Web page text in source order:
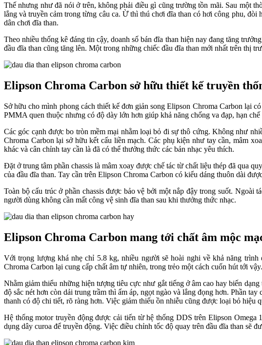
Thế nhưng như đã nói ở trên, không phải điều gì cũng trường tồn mãi. Sau một
lắng và truyền cảm trong từng câu ca. Ừ thì thú chơi đĩa than có hơi công phu,
dân chơi đĩa than.
Theo nhiều thống kê đáng tin cậy, doanh số bán đĩa than hiện nay đang tăng
đầu đĩa than cũng tăng lên. Một trong những chiếc đầu đĩa than mới nhất trên thị
Elipson Chroma Carbon sở hữu thiết kế truyền
Sở hữu cho mình phong cách thiết kế đơn giản song Elipson Chroma Carbon lại
PMMA quen thuộc nhưng có độ dày lớn hơn giúp khả năng chống va đạp, hạn
Các góc cạnh được bo tròn mềm mại nhằm loại bỏ đi sự thô cứng. Không như
Chroma Carbon lại sở hữu kết cấu liền mạch. Các phụ kiện như tay cần, mâm
khác và cân chỉnh tay cần là đã có thể thưởng thức các bản nhạc yêu thích.
Đặt ở trung tâm phần chassis là mâm xoay được chế tác từ chất liệu thép đã qua
của đầu đĩa than. Tay cần trên Elipson Chroma Carbon có kiểu dáng thuôn dài
Toàn bộ cấu trúc ở phần chassis được bảo vệ bởi một nắp đậy trong suốt.
người dùng không cần mất công vệ sinh đĩa than sau khi thưởng thức nhạc.
Elipson Chroma Carbon mang tới chất âm mộc
Với trọng lượng khá nhẹ chỉ 5.8 kg, nhiều người sẽ hoài nghi về khả năng
Chroma Carbon lại cung cấp chất âm tự nhiên, trong trẻo một cách cuốn hút tới vậy.
Nhằm giảm thiểu những hiện tượng tiêu cực như gắt tiếng ở âm cao hay biến
độ sắc nét hơn còn dải trung trầm thì ấm áp, ngọt ngào và lắng đọng hơn. Phần
thanh có độ chi tiết, rõ ràng hơn. Việc giảm thiểu ồn nhiễu cũng được loại bỏ hiệu
Hệ thống motor truyền động được cải tiến từ hệ thống DDS trên Elipson
dụng dây curoa để truyền động. Việc điều chỉnh tốc độ quay trên đầu đĩa than sẽ